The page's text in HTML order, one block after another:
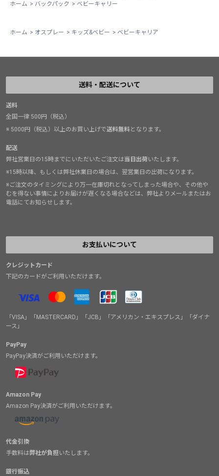
ホーム > バックパック > ベビーキャリー
ホーム > オスプレー > キッズ&ベビー > ベビーキャリア
送料・配送について
送料
全国一律 500円（税込）
※ 5000円（税込）以上のお買い上げで送料無料となります。
配送
弊社営業日の15時までにいただいたご注文は当日出荷いたします。
※15時以降、もしくは弊社休業日の場合は、翌営業日の出荷になります。
※ご注文のタイミングにより万一在庫切れとなってしまった場合や、その他や
むを得ない事情によりお届けが遅くなる場合などは、弊社よりメールまたはお
電話にてお知らせします。
お支払いについて
クレジットカード
下記のカードがご利用いただけます。
「VISA」「MASTERCARD」「JCB」「アメリカン・エキスプレス」「ダイナ
ース」
PayPay
PayPay決済がご利用いただけます。
Amazon Pay
Amazon Pay決済がご利用いただけます。
代金引換
手数料は弊社が負担いたします。
銀行振込